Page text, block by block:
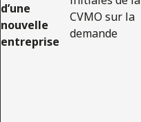
d’une
nouvelle
entreprise
CVMO sur la
demande